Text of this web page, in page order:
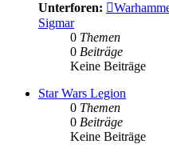
Unterforen:
Sigmar
0 Themen
0 Beiträge
Keine Beiträge
Star Wars Legion
0 Themen
0 Beiträge
Keine Beiträge